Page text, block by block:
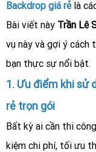
Backdrop giá rẻlà
Bài viết này Trần Lê
vụ này và gợi ý cách
bạn thực sự nổi bật.
1. Ưu điểm khi sử
rẻ trọn gói
Bất kỳ ai cần thi
kiệm chi phí, tối ưu